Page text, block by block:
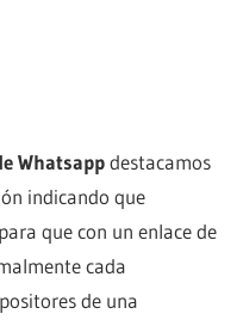
Whatsappdestacamos
indicando que
que con un enlace de
cada
de una